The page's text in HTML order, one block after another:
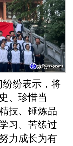
纷表示，将
、珍惜当
技、锤炼品
习、苦练过
力成长为有